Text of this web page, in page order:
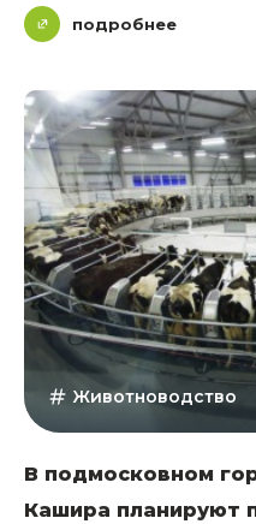
подробнее
Животноводство
В подмосковном
Кашира планируют